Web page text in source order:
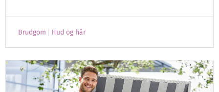
Brudgom Hud og hår